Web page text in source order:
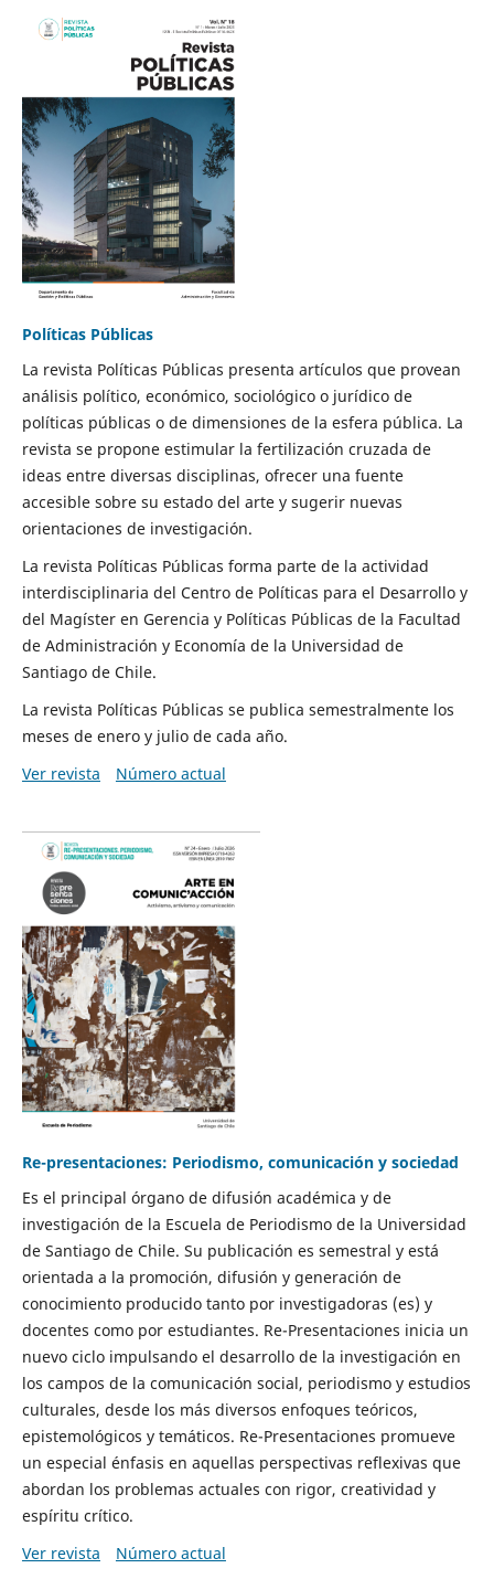
Políticas Públicas
La revista Políticas Públicas presenta artículos que provean
análisis político, económico, sociológico o jurídico de
políticas públicas o de dimensiones de la esfera pública. La
revista se propone estimular la fertilización cruzada de
ideas entre diversas disciplinas, ofrecer una fuente
accesible sobre su estado del arte y sugerir nuevas
orientaciones de investigación.
La revista Políticas Públicas forma parte de la actividad
interdisciplinaria del Centro de Políticas para el Desarrollo y
del Magíster en Gerencia y Políticas Públicas de la Facultad
de Administración y Economía de la Universidad de
Santiago de Chile.
La revista Políticas Públicas se publica semestralmente los
meses de enero y julio de cada año.
Ver revista
Número actual
Re-presentaciones: Periodismo, comunicación y sociedad
Es el principal órgano de difusión académica y de
investigación de la Escuela de Periodismo de la Universidad
de Santiago de Chile. Su publicación es semestral y está
orientada a la promoción, difusión y generación de
conocimiento producido tanto por investigadoras (es) y
docentes como por estudiantes. Re-Presentaciones inicia un
nuevo ciclo impulsando el desarrollo de la investigación en
los campos de la comunicación social, periodismo y estudios
culturales, desde los más diversos enfoques teóricos,
epistemológicos y temáticos. Re-Presentaciones promueve
un especial énfasis en aquellas perspectivas reflexivas que
abordan los problemas actuales con rigor, creatividad y
espíritu crítico.
Ver revista
Número actual